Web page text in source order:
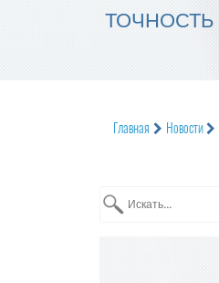
ТОЧНОСТЬ
Главная Новости